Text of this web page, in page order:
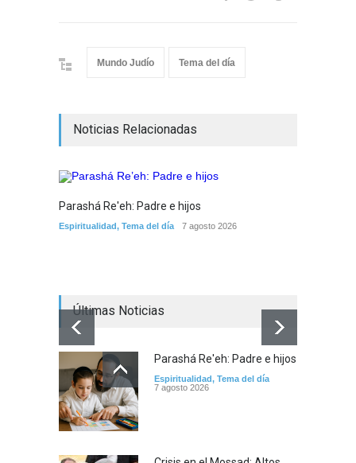
Mundo Judío Tema del día
Noticias Relacionadas
Parashá Re'eh: Padre e hijos
Espiritualidad, Tema del día 7 agosto 2026
Últimas Noticias
Parashá Re'eh: Padre e hijos
Espiritualidad, Tema del día
7 agosto 2026